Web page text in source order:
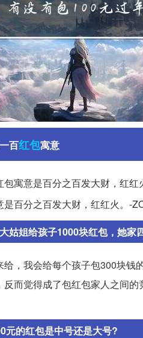
百红包寓意
包寓意是百分之百发大财，红
是百分之百发大财，红红火。-
姑姐给孩子1000块红包，她家
给，我会给每个孩子包300块钱
反而觉得成了包红包家人之间
元的红包是中号还是大号?